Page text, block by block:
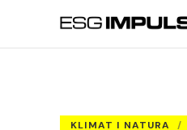
KLIMAT I NATURA